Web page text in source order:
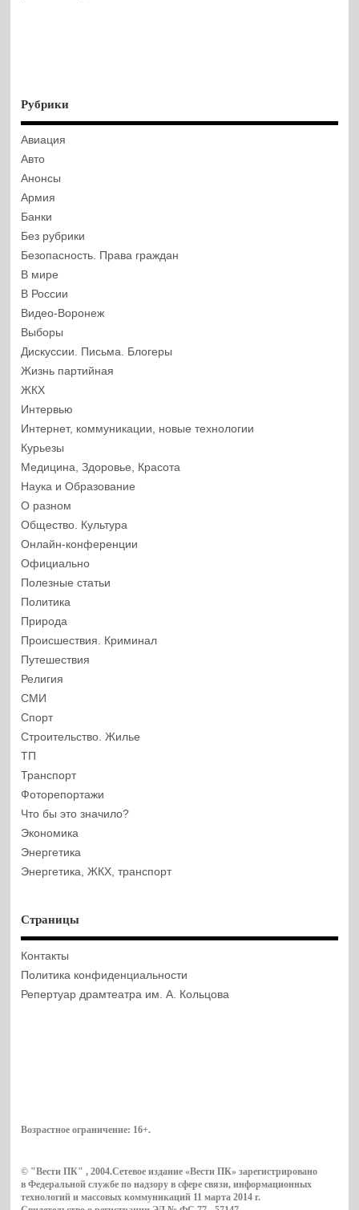
Рубрики
Авиация
Авто
Анонсы
Армия
Банки
Без рубрики
Безопасность. Права граждан
В мире
В России
Видео-Воронеж
Выборы
Дискуссии. Письма. Блогеры
Жизнь партийная
ЖКХ
Интервью
Интернет, коммуникации, новые технологии
Курьезы
Медицина, Здоровье, Красота
Наука и Образование
О разном
Общество. Культура
Онлайн-конференции
Официально
Полезные статьи
Политика
Природа
Происшествия. Криминал
Путешествия
Религия
СМИ
Спорт
Строительство. Жилье
ТП
Транспорт
Фоторепортажи
Что бы это значило?
Экономика
Энергетика
Энергетика, ЖКХ, транспорт
Страницы
Контакты
Политика конфиденциальности
Репертуар драмтеатра им. А. Кольцова
Возрастное ограничение: 16+.
© "Вести ПК" , 2004.Сетевое издание «Вести ПК» зарегистрировано
в Федеральной службе по надзору в сфере связи, информационных
технологий и массовых коммуникаций 11 марта 2014 г.